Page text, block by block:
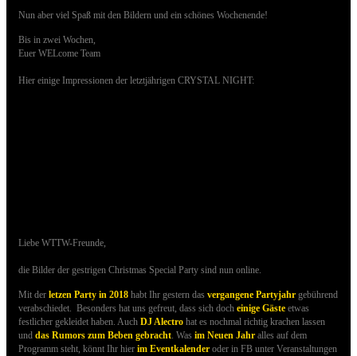
Nun aber viel Spaß mit den Bildern und ein schönes Wochenende!
Bis in zwei Wochen,
Euer WELcome Team
Hier einige Impressionen der letztjährigen CRYSTAL NIGHT:
Liebe WTTW-Freunde,
die Bilder der gestrigen Christmas Special Party sind nun online.
Mit der letzen Party in 2018 habt Ihr gestern das vergangene Partyjahr gebührend
verabschiedet. Besonders hat uns gefreut, dass sich doch einige Gäste etwas
festlicher gekleidet haben. Auch DJ Alectro hat es nochmal richtig krachen lassen
und das Rumors zum Beben gebracht. Was im Neuen Jahr alles auf dem
Programm steht, könnt Ihr hier im Eventkalender oder in FB unter Veranstaltungen